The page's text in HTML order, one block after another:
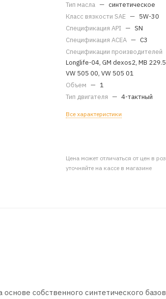
Тип масла — синтетическое
Класс вязкости SAE — 5W-30
Спецификация API — SN
Спецификация ACEA — C3
Спецификации производителей
Longlife-04, GM dexos2, MB
VW 505 00, VW 505 01
Объем — 1
Тип двигателя — 4-тактный
Все характеристики
Цена может отличаться от цен в
уточняйте на кассе в магазине
собственного синтетического